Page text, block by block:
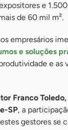
e
de 60 mil m².
empresários
e soluções
e as
Franco
SP, a
gestores se